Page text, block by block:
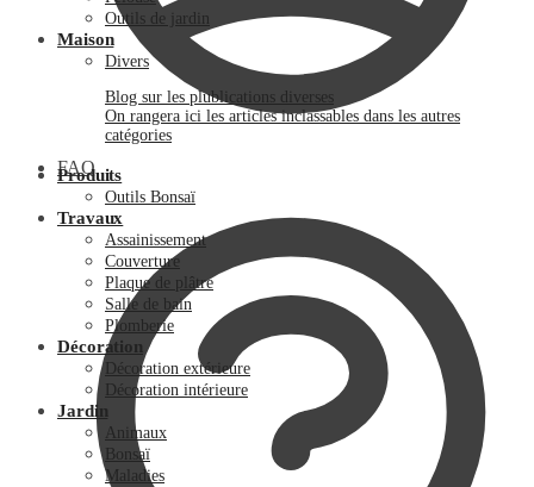
FAQ
Outils de jardin
Maison
Divers
Blog sur les plublications diverses
On rangera ici les articles inclassables dans les autres
catégories
Produits
Outils Bonsaï
Travaux
Assainissement
Couverture
Plaque de plâtre
Salle de bain
Plomberie
Décoration
Décoration extérieure
Décoration intérieure
Jardin
Animaux
Bonsaï
Maladies